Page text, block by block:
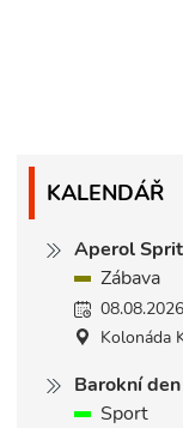
KALENDÁŘ
Aperol
Zábava
Kolonáda
Barokní
Sport